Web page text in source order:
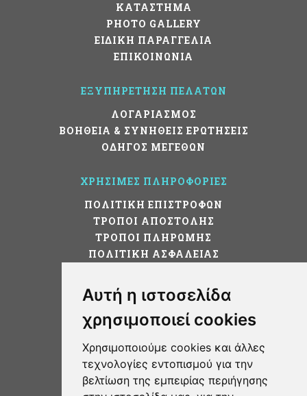
Αυτή η ιστοσελίδα
χρησιμοποιεί cookies
Χρησιμοποιούμε cookies και άλλες
τεχνολογίες εντοπισμού για την
βελτίωση της εμπειρίας περιήγησης
ΚΑΤΑΣΤΗΜΑ
PHOTO GALLERY
ΕΙΔΙΚΗ ΠΑΡΑΓΓΕΛΙΑ
ΕΠΙΚΟΙΝΩΝΙΑ
ΕΞΥΠΗΡΕΤΗΣΗ ΠΕΛΑΤΩΝ
ΛΟΓΑΡΙΑΣΜΟΣ
ΒΟΗΘΕΙΑ & ΣΥΝΗΘΕΙΣ ΕΡΩΤΗΣΕΙΣ
ΟΔΗΓΟΣ ΜΕΓΕΘΩΝ
ΧΡΗΣΙΜΕΣ ΠΛΗΡΟΦΟΡΙΕΣ
ΠΟΛΙΤΙΚΗ ΕΠΙΣΤΡΟΦΩΝ
ΤΡΟΠΟΙ ΑΠΟΣΤΟΛΗΣ
ΤΡΟΠΟΙ ΠΛΗΡΩΜΗΣ
ΠΟΛΙΤΙΚΗ ΑΣΦΑΛΕΙΑΣ
Cookies preferences
STAY IN TOUCH!